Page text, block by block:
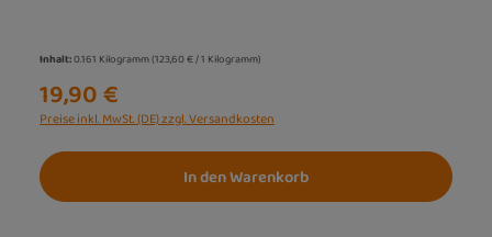
Inhalt:0.161 Kilogramm(123,60 € / 1 Kilogramm)
19,90 €
Preise inkl. MwSt. (DE) zzgl. Versandkosten
In den Warenkorb